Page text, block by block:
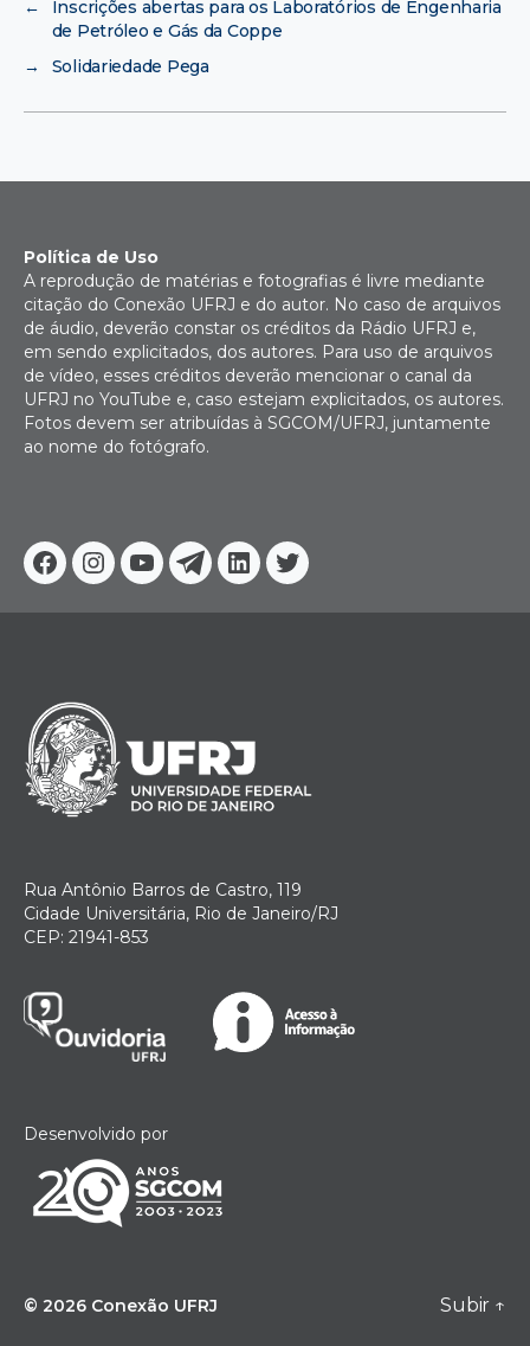
←
Inscrições abertas para os Laboratórios de Engenharia
de Petróleo e Gás da Coppe
→
Solidariedade Pega
Facebook
Instagram
YoutubeTelegram
Linkedin
Twitter
Política de Uso
A reprodução de matérias e fotografias é livre mediante
citação do Conexão UFRJ e do autor. No caso de arquivos
de áudio, deverão constar os créditos da Rádio UFRJ e,
em sendo explicitados, dos autores. Para uso de arquivos
de vídeo, esses créditos deverão mencionar o canal da
UFRJ no YouTube e, caso estejam explicitados, os autores.
Fotos devem ser atribuídas à SGCOM/UFRJ, juntamente
ao nome do fotógrafo.
Rua Antônio Barros de Castro, 119
Cidade Universitária, Rio de Janeiro/RJ
CEP: 21941-853
Desenvolvido por
© 2026 Conexão UFRJ Subir ↑